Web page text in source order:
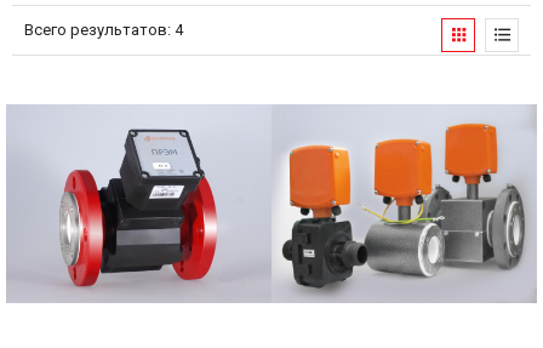
Всего результатов: 4